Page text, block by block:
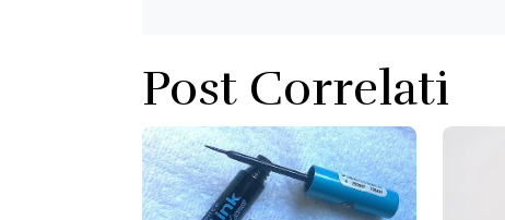
Post Correlati